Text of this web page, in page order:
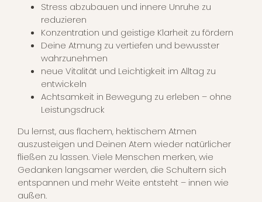
Stress abzubauen und innere Unruhe zu
reduzieren
Konzentration und geistige Klarheit zu fördern
Deine Atmung zu vertiefen und bewusster
wahrzunehmen
neue Vitalität und Leichtigkeit im Alltag zu
entwickeln
Achtsamkeit in Bewegung zu erleben – ohne
Leistungsdruck
Du lernst, aus flachem, hektischem Atmen
auszusteigen und Deinen Atem wieder natürlicher
fließen zu lassen. Viele Menschen merken, wie
Gedanken langsamer werden, die Schultern sich
entspannen und mehr Weite entsteht – innen wie
außen.